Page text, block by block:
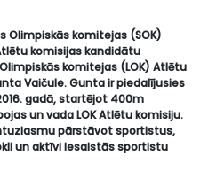
Olimpiskās komitejas (SOK)
komisijas kandidātu
komitejas (LOK) Atlētu
Vaičule. Gunta ir piedalījusies
gadā, startējot 400m
un vada LOK Atlētu komisiju.
pārstāvot sportistus,
un aktīvi iesaistās sportistu